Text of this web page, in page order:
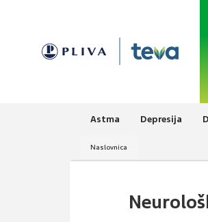
Astma Depresija
Naslovnica